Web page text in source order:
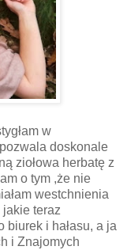
w
doskonale
ziołowa herbatę z
o tym ,że nie
westchnienia
jakie teraz
biurek i hałasu, a ja
i Znajomych